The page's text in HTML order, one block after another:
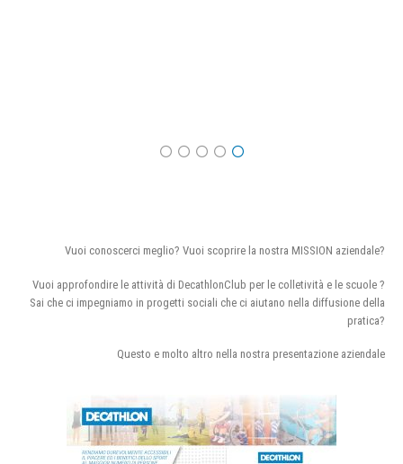
Vuoi conoscerci meglio? Vuoi scoprire la nostra MISSION aziendale?
Vuoi approfondire le attività di DecathlonClub per le colletività e le scuole ?
Sai che ci impegniamo in progetti sociali che ci aiutano nella diffusione della
pratica?
Questo e molto altro nella nostra presentazione aziendale